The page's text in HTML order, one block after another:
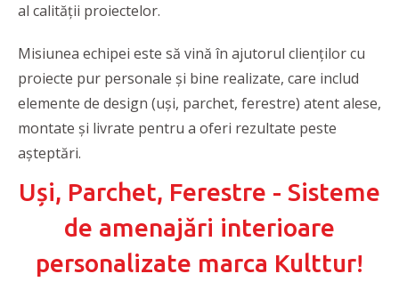
al calității proiectelor.
Misiunea echipei este să vină în ajutorul clienților cu
proiecte pur personale și bine realizate, care includ
elemente de design (uși, parchet, ferestre) atent alese,
montate și livrate pentru a oferi rezultate peste
așteptări.
Uși, Parchet, Ferestre - Sisteme
de amenajări interioare
personalizate marca Kulttur!